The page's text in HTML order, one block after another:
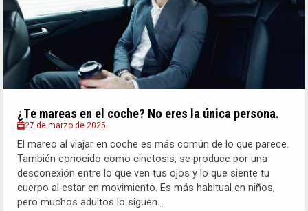
¿Te mareas en el coche? No eres la única persona.
27 de marzo de 2025
El mareo al viajar en coche es más común de lo que parece.
También conocido como cinetosis, se produce por una
desconexión entre lo que ven tus ojos y lo que siente tu
cuerpo al estar en movimiento. Es más habitual en niños,
pero muchos adultos lo siguen...